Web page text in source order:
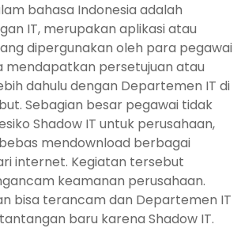
bahasa Indonesia adalah
IT, merupakan aplikasi atau
dipergunakan oleh para pegawai
mendapatkan persetujuan atau
dahulu dengan Departemen IT di
Sebagian besar pegawai tidak
Shadow IT untuk perusahaan,
mendownload berbagai
internet. Kegiatan tersebut
keamanan perusahaan.
bisa terancam dan Departemen IT
baru karena Shadow IT.